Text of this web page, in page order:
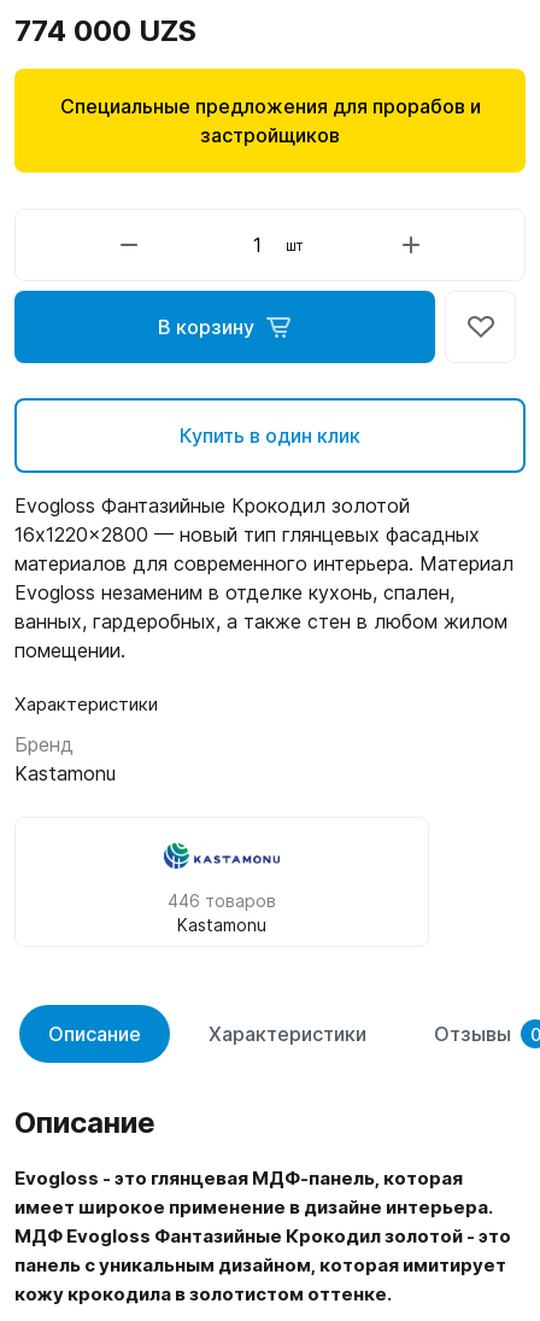
774 000 UZS
Специальные предложения для прорабов и
застройщиков
шт
В корзину
Купить в один клик
Evogloss Фантазийные Крокодил золотой
16x1220x2800 — новый тип глянцевых фасадных
материалов для современного интерьера. Материал
Evogloss незаменим в отделке кухонь, спален,
ванных, гардеробных, а также стен в любом жилом
помещении.
Характеристики
Бренд
Kastamonu
446 товаров
Kastamonu
Описание Характеристики Отзывы 0
Описание
Evogloss - это глянцевая МДФ-панель, которая
имеет широкое применение в дизайне интерьера.
МДФ Evogloss Фантазийные Крокодил золотой - это
панель с уникальным дизайном, которая имитирует
кожу крокодила в золотистом оттенке.